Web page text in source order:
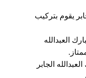
يقوم بتركيب
العبدالله
الجابر